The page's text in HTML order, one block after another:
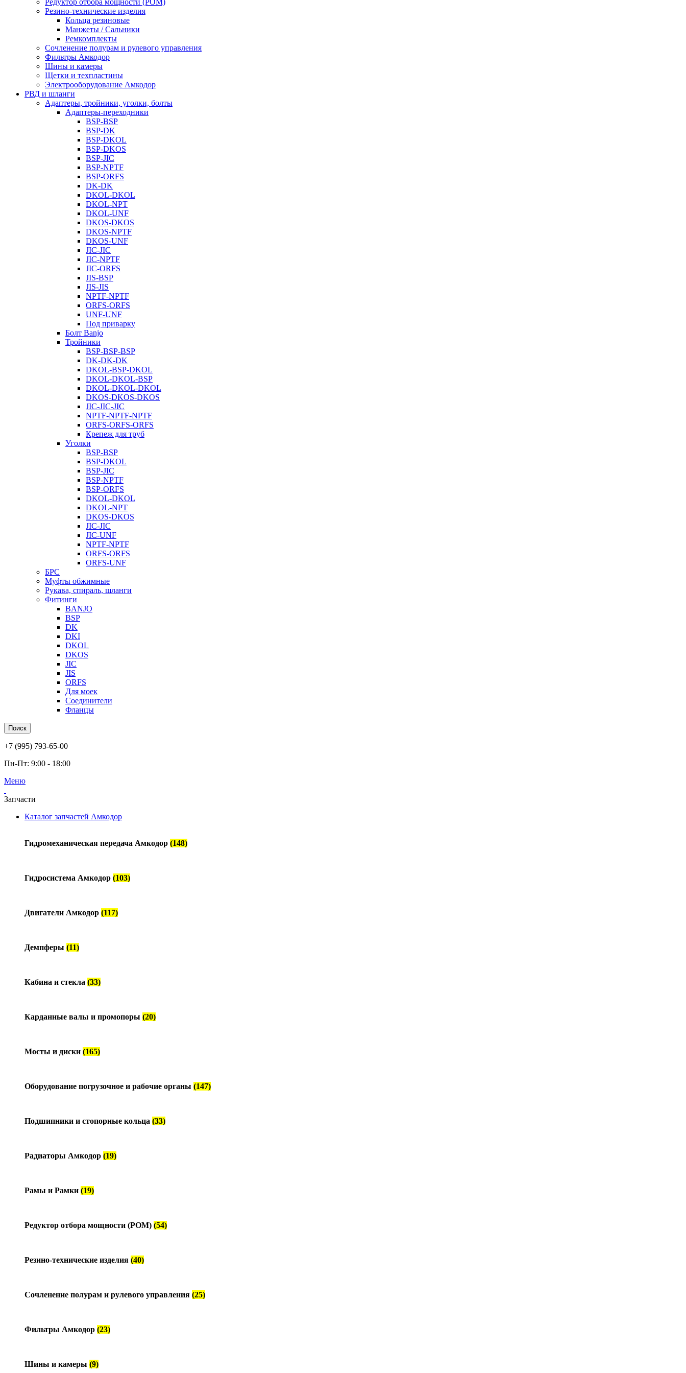
Редуктор отбора мощности (РОМ)
Резино-технические изделия
Кольца резиновые
Манжеты / Сальники
Ремкомплекты
Сочленение полурам и рулевого управления
Фильтры Амкодор
Шины и камеры
Щетки и техпластины
Электрооборудование Амкодор
РВД и шланги
Адаптеры, тройники, уголки, болты
Адаптеры-переходники
BSP-BSP
BSP-DK
BSP-DKOL
BSP-DKOS
BSP-JIC
BSP-NPTF
BSP-ORFS
DK-DK
DKOL-DKOL
DKOL-NPT
DKOL-UNF
DKOS-DKOS
DKOS-NPTF
DKOS-UNF
JIC-JIC
JIC-NPTF
JIC-ORFS
JIS-BSP
JIS-JIS
NPTF-NPTF
ORFS-ORFS
UNF-UNF
Под приварку
Болт Banjo
Тройники
BSP-BSP-BSP
DK-DK-DK
DKOL-BSP-DKOL
DKOL-DKOL-BSP
DKOL-DKOL-DKOL
DKOS-DKOS-DKOS
JIC-JIC-JIC
NPTF-NPTF-NPTF
ORFS-ORFS-ORFS
Крепеж для труб
Уголки
BSP-BSP
BSP-DKOL
BSP-JIC
BSP-NPTF
BSP-ORFS
DKOL-DKOL
DKOL-NPT
DKOS-DKOS
JIC-JIC
JIC-UNF
NPTF-NPTF
ORFS-ORFS
ORFS-UNF
БРС
Муфты обжимные
Рукава, спираль, шланги
Фитинги
BANJO
BSP
DK
DKI
DKOL
DKOS
JIC
JIS
ORFS
Для моек
Соединители
Фланцы
Поиск
+7 (995) 793-65-00
Пн-Пт: 9:00 - 18:00
Меню
Запчасти
Каталог запчастей Амкодор
Гидромеханическая передача Амкодор (148)
Гидросистема Амкодор (103)
Двигатели Амкодор (117)
Демпферы (11)
Кабина и стекла (33)
Карданные валы и промопоры (20)
Мосты и диски (165)
Оборудование погрузочное и рабочие органы (147)
Подшипники и стопорные кольца (33)
Радиаторы Амкодор (19)
Рамы и Рамки (19)
Редуктор отбора мощности (РОМ) (54)
Резино-технические изделия (40)
Сочленение полурам и рулевого управления (25)
Фильтры Амкодор (23)
Шины и камеры (9)